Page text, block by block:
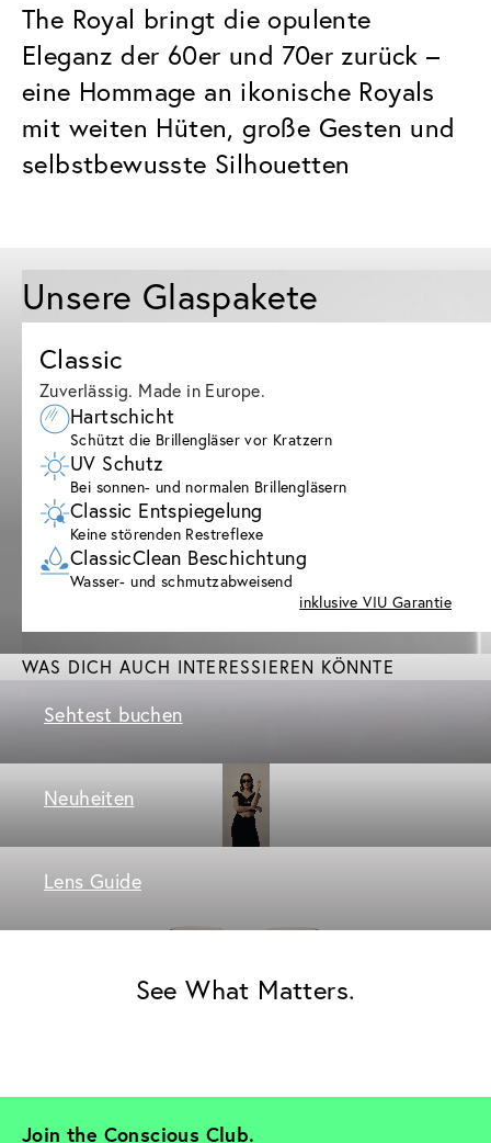
The Royal bringt die opulente
Eleganz der 60er und 70er zurück –
eine Hommage an ikonische Royals
mit weiten Hüten, große Gesten und
selbstbewusste Silhouetten
Unsere Glaspakete
Classic
Zuverlässig. Made in Europe.
Hartschicht
Schützt die Brillengläser vor Kratzern
UV Schutz
Bei sonnen- und normalen Brillengläsern
Classic Entspiegelung
Keine störenden Restreflexe
ClassicClean Beschichtung
Wasser- und schmutzabweisend
inklusive VIU Garantie
WAS DICH AUCH INTERESSIEREN KÖNNTE
Sehtest buchen
Neuheiten
Lens Guide
See What Matters.
Join the Conscious Club.